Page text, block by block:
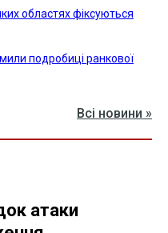
областях фіксуються
подробиці ранкової
Всі новини »
атаки